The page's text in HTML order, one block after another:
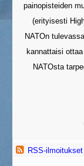
painopisteiden
(erityisesti
NATOn
kannattaisi
NATOsta
RSS-ilmoitukset